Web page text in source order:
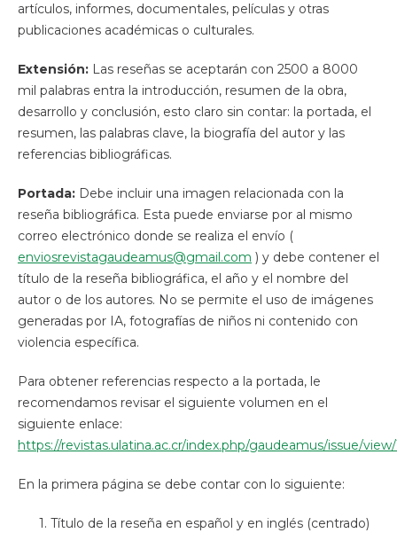
artículos, informes, documentales, películas y otras
publicaciones académicas o culturales.
Extensión:Las reseñas se aceptarán con 2500 a 8000
mil palabras entra la introducción, resumen de la obra,
desarrollo y conclusión, esto claro sin contar: la portada, el
resumen, las palabras clave, la biografía del autor y las
referencias bibliográficas.
Portada:Debe incluir una imagen relacionada con la
reseña bibliográfica. Esta puede enviarse por al mismo
correo electrónico donde se realiza el envío (
enviosrevistagaudeamus@gmail.com ) y debe contener el
título de la reseña bibliográfica, el año y el nombre del
autor o de los autores. No se permite el uso de imágenes
generadas por IA, fotografías de niños ni contenido con
violencia específica.
Para obtener referencias respecto a la portada, le
recomendamos revisar el siguiente volumen en el
siguiente enlace:
https://revistas.ulatina.ac.cr/index.php/gaudeamus/issue/
En la primera página se debe contar con lo siguiente:
1. Título de la reseña en español y en inglés (centrado)